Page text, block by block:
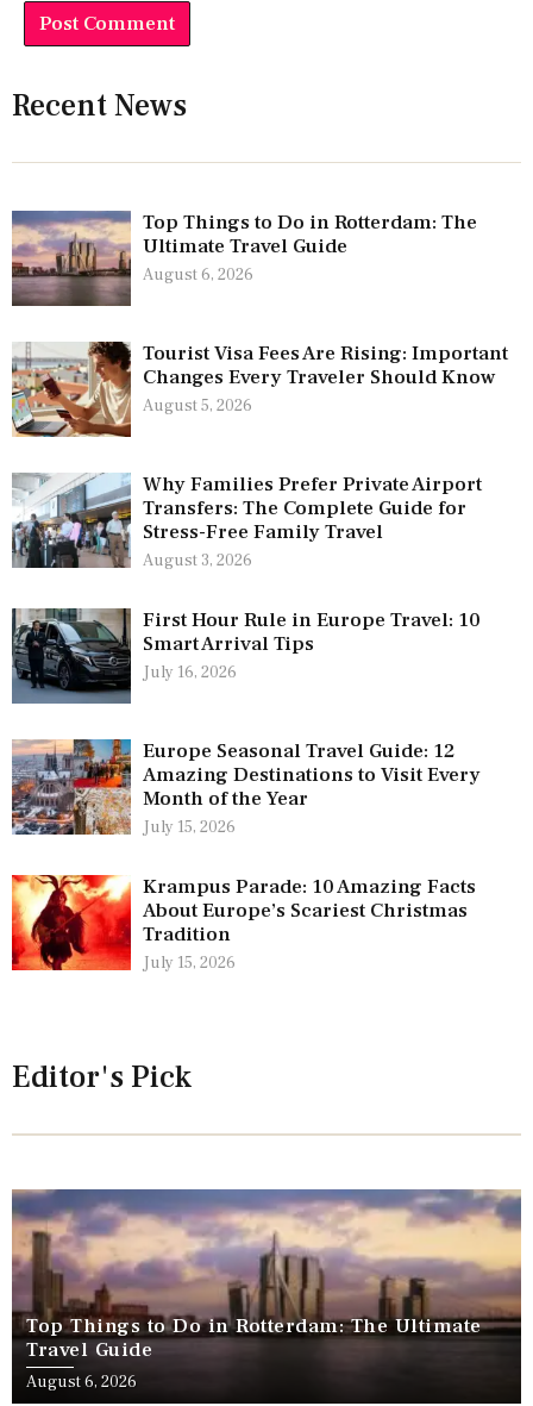
Recent News
Top Things to Do in Rotterdam: The
Ultimate Travel Guide
August 6, 2026
Tourist Visa Fees Are Rising: Important
Changes Every Traveler Should Know
August 5, 2026
Why Families Prefer Private Airport
Transfers: The Complete Guide for
Stress-Free Family Travel
August 3, 2026
First Hour Rule in Europe Travel: 10
Smart Arrival Tips
July 16, 2026
Europe Seasonal Travel Guide: 12
Amazing Destinations to Visit Every
Month of the Year
July 15, 2026
Krampus Parade: 10 Amazing Facts
About Europe’s Scariest Christmas
Tradition
July 15, 2026
Editor's Pick
Top Things to Do in Rotterdam: The Ultimate
Travel Guide
August 6, 2026